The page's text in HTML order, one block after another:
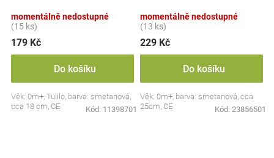
momentálně nedostupné
(15 ks)
179 Kč
Do košíku
Věk: 0m+, Tulilo, barva: smetanová,
cca 18 cm, CE
Kód: 11398701
momentálně nedostupné
(13 ks)
229 Kč
Do košíku
Věk: 0m+, barva: smetanová, cca
25cm, CE
Kód: 23856501